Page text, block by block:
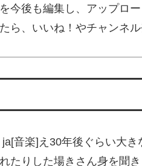
今後も編集し、アップロー
ら、いいね！やチャンネ
音楽]え30年後ぐらい大
たりした場きさん身を聞